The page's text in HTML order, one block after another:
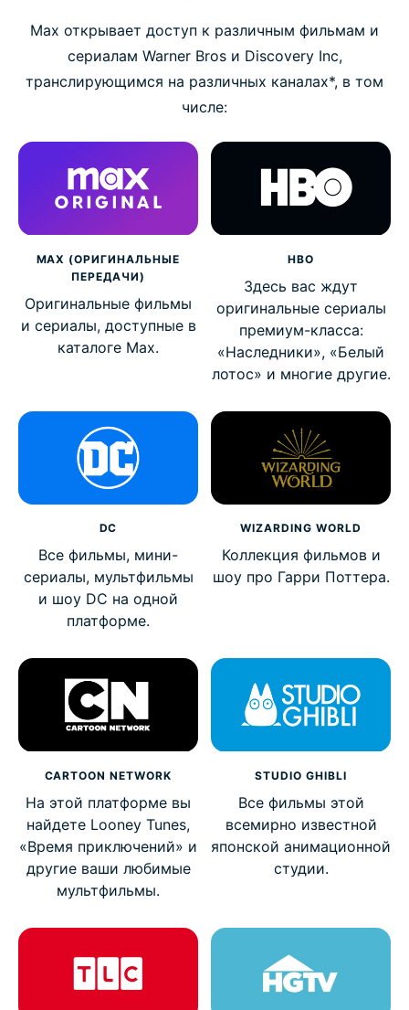
Max открывает доступ к различным фильмам и
сериалам Warner Bros и Discovery Inc,
транслирующимся на различных каналах*, в том
числе:
MAX (ОРИГИНАЛЬНЫЕ
ПЕРЕДАЧИ)
Оригинальные фильмы
и сериалы, доступные в
каталоге Max.
HBO
Здесь вас ждут
оригинальные сериалы
премиум-класса:
«Наследники», «Белый
лотос» и многие другие.
DC
Все фильмы, мини-
сериалы, мультфильмы
и шоу DC на одной
платформе.
WIZARDING WORLD
Коллекция фильмов и
шоу про Гарри Поттера.
CARTOON NETWORK
На этой платформе вы
найдете Looney Tunes,
«Время приключений» и
другие ваши любимые
мультфильмы.
STUDIO GHIBLI
Все фильмы этой
всемирно известной
японской анимационной
студии.